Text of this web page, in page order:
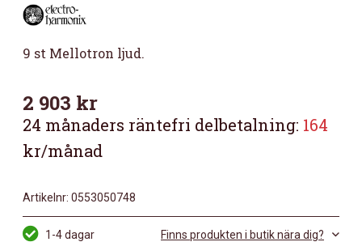
9 st Mellotron ljud.
2 903 kr
24 månaders räntefri delbetalning: 164
kr/månad
Artikelnr: 0553050748
1-4 dagar Finns produkten i butik nära dig?